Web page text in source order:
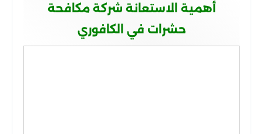
أهمية الاستعانة شركة مكافحة
حشرات في الكافوري